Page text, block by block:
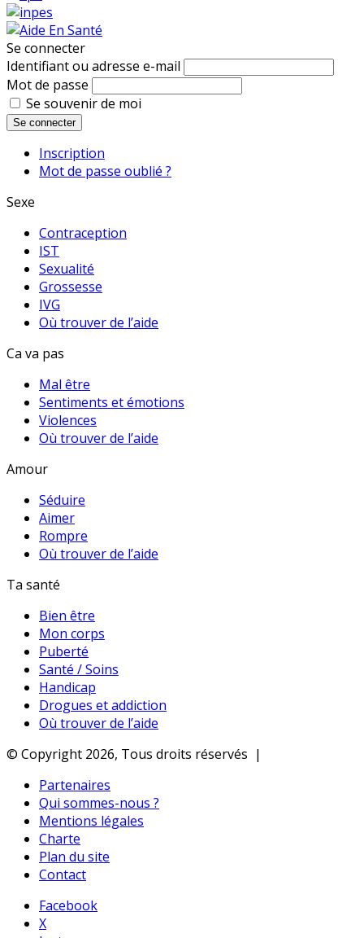
Se connecter
Identifiant ou adresse e-mail
Mot de passe
Se souvenir de moi
Se connecter
Inscription
Mot de passe oublié ?
Sexe
Contraception
IST
Sexualité
Grossesse
IVG
Où trouver de l’aide
Ca va pas
Mal être
Sentiments et émotions
Violences
Où trouver de l’aide
Amour
Séduire
Aimer
Rompre
Où trouver de l’aide
Ta santé
Bien être
Mon corps
Puberté
Santé / Soins
Handicap
Drogues et addiction
Où trouver de l’aide
© Copyright 2026, Tous droits réservés |
Partenaires
Qui sommes-nous ?
Mentions légales
Charte
Plan du site
Contact
Facebook
X